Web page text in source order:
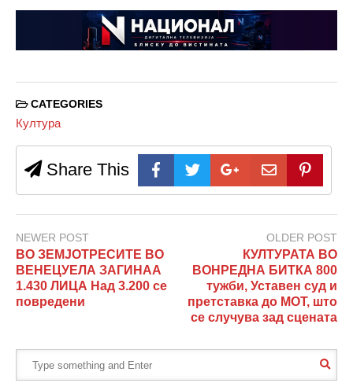
CATEGORIES
Култура
Share This
NEWER POST
ВО ЗЕМЈОТРЕСИТЕ ВО
ВЕНЕЦУЕЛА ЗАГИНАА
1.430 ЛИЦА Над 3.200 се
повредени
OLDER POST
КУЛТУРАТА ВО
ВОНРЕДНА БИТКА 800
тужби, Уставен суд и
претставка до МОТ, што
се случува зад сцената